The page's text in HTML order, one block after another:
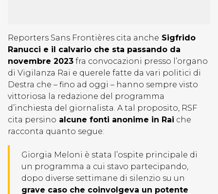
Reporters Sans Frontières cita anche Sigfrido
Ranucci e il calvario che sta passando da
novembre 2023 fra convocazioni presso l’organo
di Vigilanza Rai e querele fatte da vari politici di
Destra che – fino ad oggi – hanno sempre visto
vittoriosa la redazione del programma
d’inchiesta del giornalista. A tal proposito, RSF
cita persino alcune fonti anonime in Rai che
racconta quanto segue:
Giorgia Meloni è stata l’ospite principale di
un programma a cui stavo partecipando,
dopo diverse settimane di silenzio su un
grave caso che coinvolgeva un potente